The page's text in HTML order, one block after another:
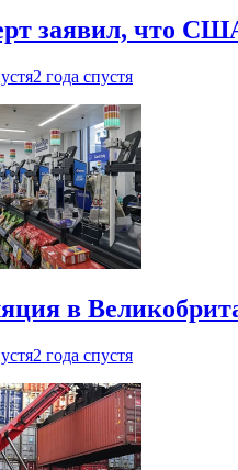
заявил, что
2 года спустя
в
2 года спустя